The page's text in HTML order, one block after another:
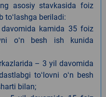
asosiy stavkasida foiz
toʻlashga beriladi:
kamida 35 foiz
oʻn besh ish kunida
– 3 yil davomida
toʻlovni oʻn besh
bilan;